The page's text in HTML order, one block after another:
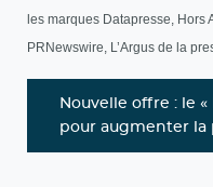
les marques Datapresse, Hors
PRNewswire, L’Argus de la
Nouvelle offre : le
pour augmenter la